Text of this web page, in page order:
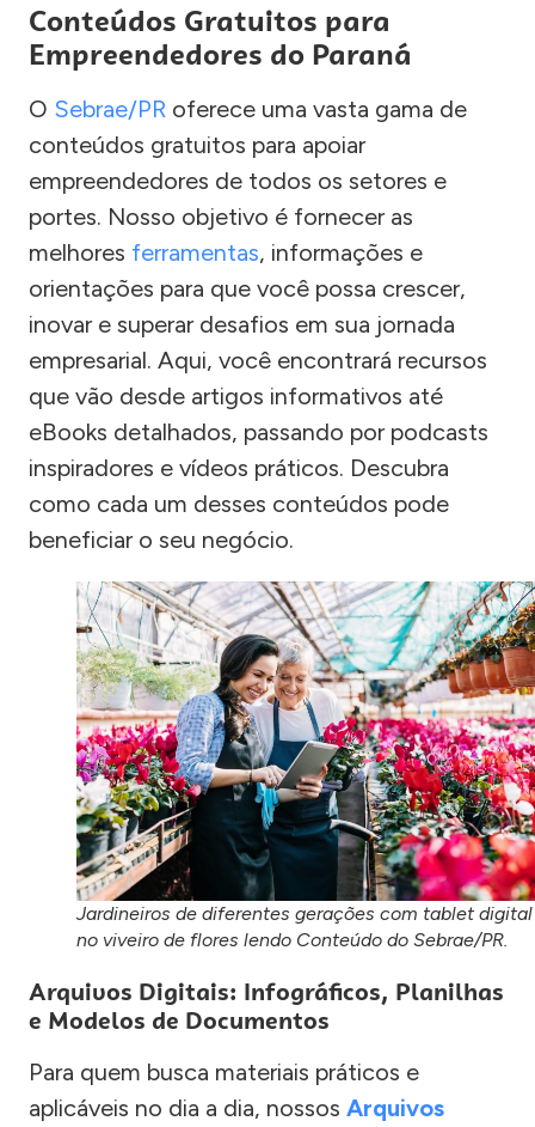
Conteúdos Gratuitos para
Empreendedores do Paraná
O Sebrae/PR oferece uma vasta gama de
conteúdos gratuitos para apoiar
empreendedores de todos os setores e
portes. Nosso objetivo é fornecer as
melhores ferramentas, informações e
orientações para que você possa crescer,
inovar e superar desafios em sua jornada
empresarial. Aqui, você encontrará recursos
que vão desde artigos informativos até
eBooks detalhados, passando por podcasts
inspiradores e vídeos práticos. Descubra
como cada um desses conteúdos pode
beneficiar o seu negócio.
Jardineiros de diferentes gerações com tablet digital
no viveiro de flores lendo Conteúdo do Sebrae/PR.
Arquivos Digitais: Infográficos, Planilhas
e Modelos de Documentos
Para quem busca materiais práticos e
aplicáveis no dia a dia, nossos Arquivos